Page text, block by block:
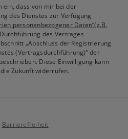
ein, dass von mir bei der
des Dienstes zur Verfügung
personenbezogener Daten“(z.B.
des Vertrages
„Abschluss der Registrierung
(Vertragsdurchführung)“ der
Diese Einwilligung kann
Zukunft widerrufen.
Barrierefreiheit